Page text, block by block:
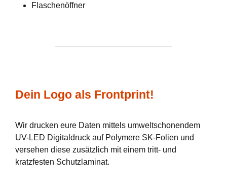
Flaschenöffner
Dein Logo als Frontprint!
Wir drucken eure Daten mittels umweltschonendem
UV-LED Digitaldruck auf Polymere SK-Folien und
versehen diese zusätzlich mit einem tritt- und
kratzfesten Schutzlaminat.